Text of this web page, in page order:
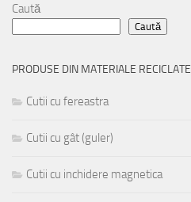
Caută
Caută
PRODUSE DIN MATERIALE RECICLATE
Cutii cu fereastra
Cutii cu gât (guler)
Cutii cu inchidere magnetica